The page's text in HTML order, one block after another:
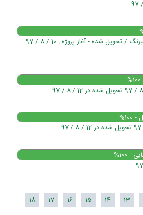
تابلو فریم الکترواستاتیک - تابلو شبرنگ پی وی سی-برچسب شبرنگ / تحویل شده - آغاز پروژه : 10 / 8 / 97
13
14
15
16
17
18